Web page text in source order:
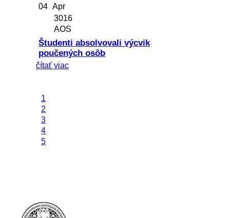
04 Apr
3016
AOS
Študenti absolvovali výcvik
poučených osôb
čítať viac
1
2
3
4
5